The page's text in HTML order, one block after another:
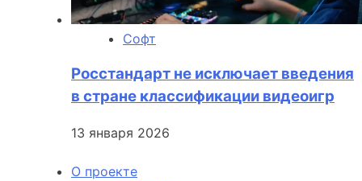
Софт
Росстандарт не исключает введения
в стране классификации видеоигр
13 января 2026
О проекте